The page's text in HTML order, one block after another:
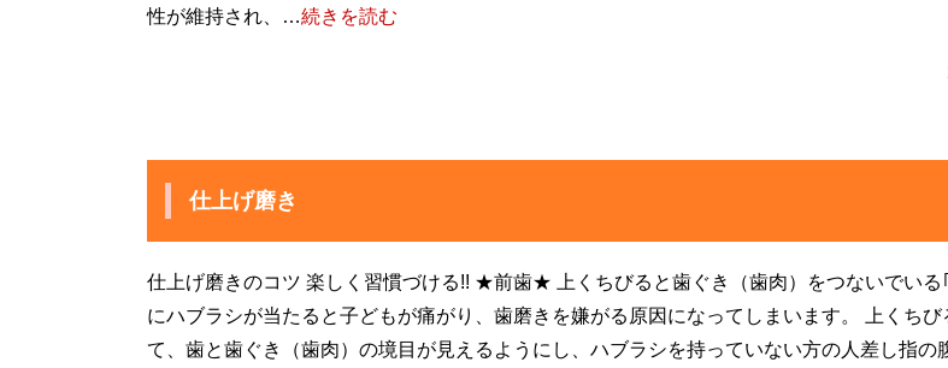
性が維持され、…続きを読む
仕上げ磨き
仕上げ磨きのコツ 楽しく習慣づける!! ★前歯★ 上くちびると歯ぐき（歯肉）をつないでいる
にハブラシが当たると子どもが痛がり、歯磨きを嫌がる原因になってしまいます。 上くちび
て、歯と歯ぐき（歯肉）の境目が見えるようにし、ハブラシを持っていない方の人差し指の